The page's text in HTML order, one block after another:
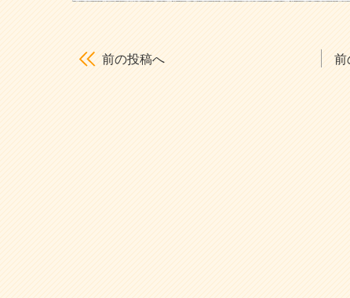
前の投稿へ 前